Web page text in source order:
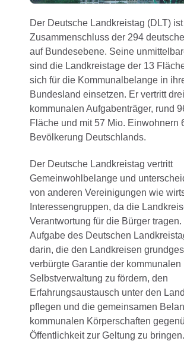
Der Deutsche Landkreistag (DLT)
Zusammenschluss der 294
auf Bundesebene. Seine
sind die Landkreistage der 13
sich für die Kommunalbelange in
Bundesland einsetzen. Er vertritt
kommunalen Aufgabenträger, rund
Fläche und mit 57 Mio. Einwohnern
Bevölkerung Deutschlands.
Der Deutsche Landkreistag vertritt
Gemeinwohlbelange und
von anderen Vereinigungen wie
Interessengruppen, da die
Verantwortung für die Bürger
Aufgabe des Deutschen
darin, die den Landkreisen
verbürgte Garantie der kommunalen
Selbstverwaltung zu fördern, den
Erfahrungsaustausch unter den
pflegen und die gemeinsamen
kommunalen Körperschaften
Öffentlichkeit zur Geltung zu bringen.